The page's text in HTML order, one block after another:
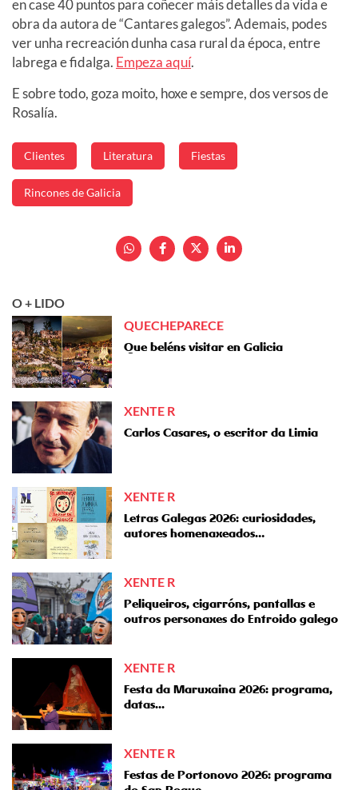
en case 40 puntos para coñecer máis detalles da vida e
obra da autora de “Cantares galegos”. Ademais, podes
ver unha recreación dunha casa rural da época, entre
labrega e fidalga. Empeza aquí.
E sobre todo, goza moito, hoxe e sempre, dos versos de
Rosalía.
Clientes Literatura Fiestas
Rincones de Galicia
O + LIDO
QUECHEPARECE
Que beléns visitar en Galicia
XENTE R
Carlos Casares, o escritor da Limia
XENTE R
Letras Galegas 2026: curiosidades,
autores homenaxeados…
XENTE R
Peliqueiros, cigarróns, pantallas e
outros personaxes do Entroido galego
XENTE R
Festa da Maruxaina 2026: programa,
datas...
XENTE R
Festas de Portonovo 2026: programa